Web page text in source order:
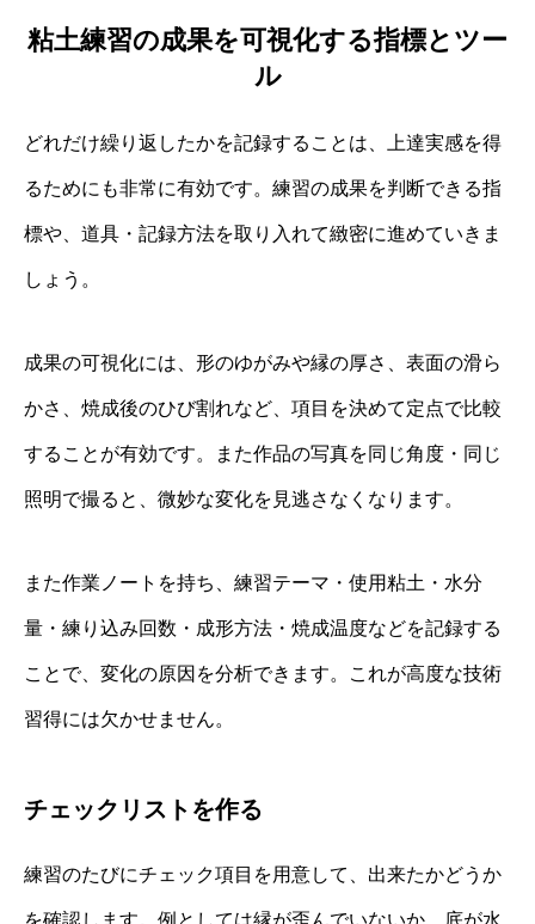
粘土練習の成果を可視化する指標とツー
ル
どれだけ繰り返したかを記録することは、上達実感を得
るためにも非常に有効です。練習の成果を判断できる指
標や、道具・記録方法を取り入れて緻密に進めていきま
しょう。
成果の可視化には、形のゆがみや縁の厚さ、表面の滑ら
かさ、焼成後のひび割れなど、項目を決めて定点で比較
することが有効です。また作品の写真を同じ角度・同じ
照明で撮ると、微妙な変化を見逃さなくなります。
また作業ノートを持ち、練習テーマ・使用粘土・水分
量・練り込み回数・成形方法・焼成温度などを記録する
ことで、変化の原因を分析できます。これが高度な技術
習得には欠かせません。
チェックリストを作る
練習のたびにチェック項目を用意して、出来たかどうか
を確認します。例としては縁が歪んでいないか、底が水